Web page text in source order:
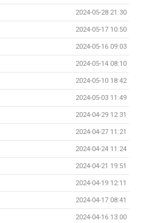
2024-05-28 21:30
2024-05-17 10:50
2024-05-16 09:03
2024-05-14 08:10
2024-05-10 18:42
2024-05-03 11:49
2024-04-29 12:31
2024-04-27 11:21
2024-04-24 11:24
2024-04-21 19:51
2024-04-19 12:11
2024-04-17 08:41
2024-04-16 13:00